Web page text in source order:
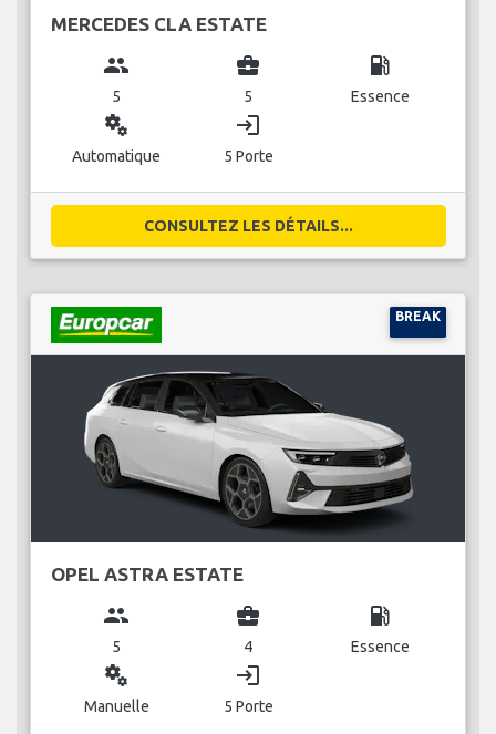
MERCEDES CLA ESTATE
group
5
business_center
5
local_gas_station
Essence
miscellaneous_services
Automatique
login
5 Porte
CONSULTEZ LES DÉTAILS...
BREAK
OPEL ASTRA ESTATE
group
5
business_center
4
local_gas_station
Essence
miscellaneous_services
Manuelle
login
5 Porte